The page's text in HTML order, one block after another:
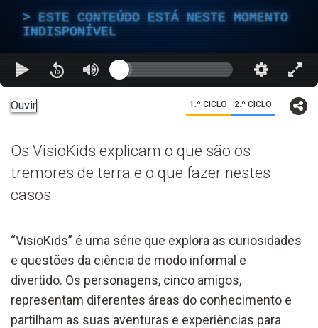
ESTE CONTEÚDO ESTÁ NESTE MOMENTO
INDISPONÍVEL
Ouvir 1.º CICLO 2.º CICLO
Os VisioKids explicam o que são os
tremores de terra e o que fazer nestes
casos.
“VisioKids” é uma série que explora as curiosidades
e questões da ciência de modo informal e
divertido. Os personagens, cinco amigos,
representam diferentes áreas do conhecimento e
partilham as suas aventuras e experiências para